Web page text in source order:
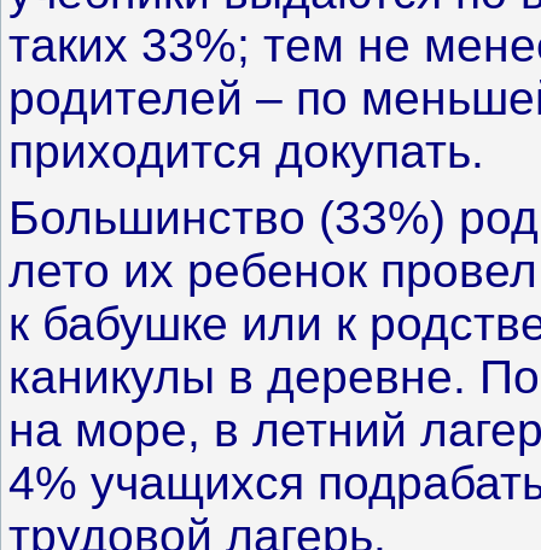
таких 33%; тем не
родителей – по
приходится докупать.
Большинство (33%)
лето их ребенок
к бабушке или к
каникулы в деревне.
на море, в летний
4% учащихся
трудовой лагерь.